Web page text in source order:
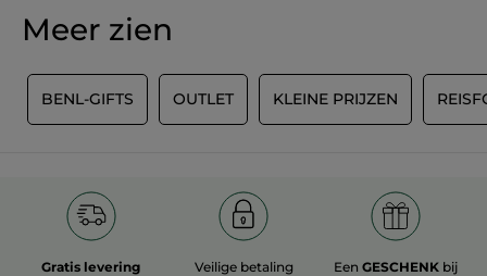
Geen
REVIEW TOEVOEGEN
Meer zien
BENL-GIFTS OUTLET KLEINE PRIJZEN
Gratis levering
Veilige betaling EenGESCHENK bij